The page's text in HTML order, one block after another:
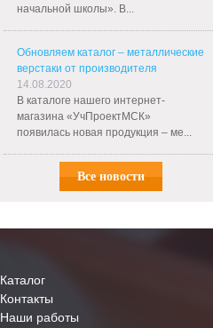
начальной школы». В...
Обновляем каталог – металлические
верстаки от производителя
14.08.2020
В каталоге нашего интернет-
магазина «УчПроектМСК»
появилась новая продукция – ме...
Все новости
Каталог
Контакты
Наши работы